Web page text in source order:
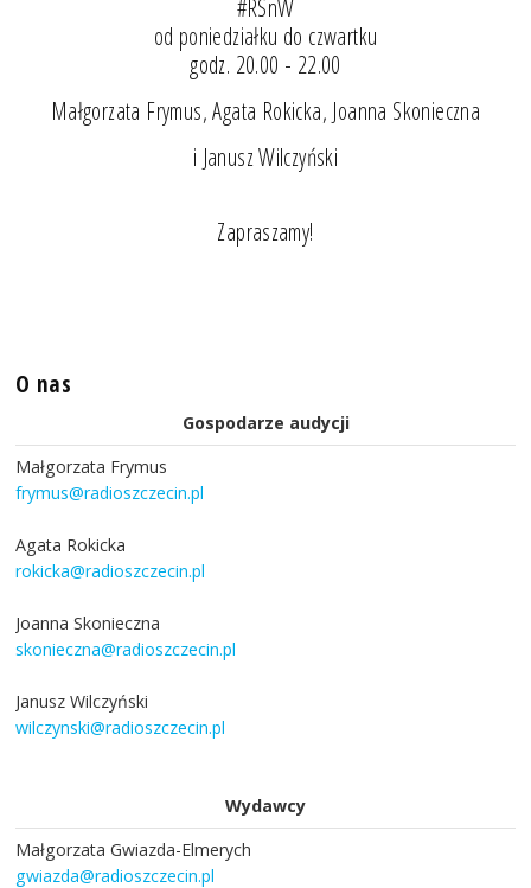
#RSnW
od poniedziałku do czwartku
godz. 20.00 - 22.00
Małgorzata Frymus, Agata Rokicka, Joanna Skonieczna
i Janusz Wilczyński
Zapraszamy!
O nas
Gospodarze audycji
Małgorzata Frymus
frymus@radioszczecin.pl
Agata Rokicka
rokicka@radioszczecin.pl
Joanna Skonieczna
skonieczna@radioszczecin.pl
Janusz Wilczyński
wilczynski@radioszczecin.pl
Wydawcy
Małgorzata Gwiazda-Elmerych
gwiazda@radioszczecin.pl